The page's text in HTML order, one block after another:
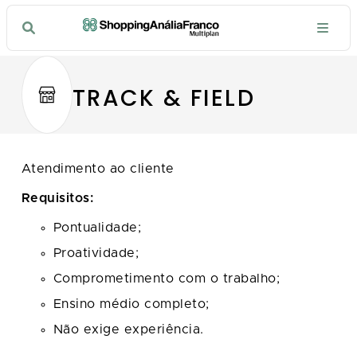
TRACK & FIELD
Atendimento ao cliente
Requisitos:
Pontualidade;
Proatividade;
Comprometimento com o trabalho;
Ensino médio completo;
Não exige experiência.